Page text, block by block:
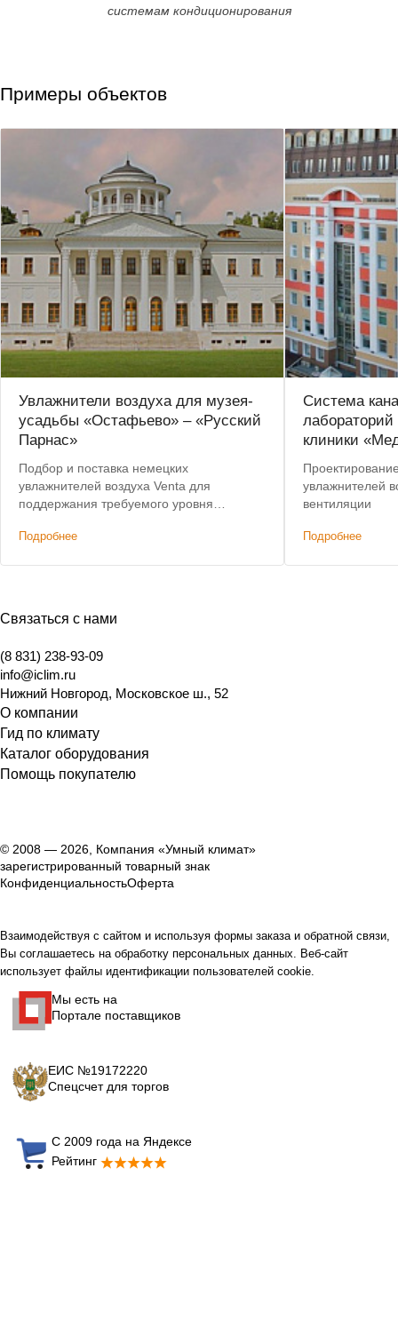
системам кондиционирования
Примеры объектов
Увлажнители воздуха для музея-
усадьбы «Остафьево» – «Русский
Парнас»
Подбор и поставка немецких
увлажнителей воздуха Venta для
поддержания требуемого уровня
государственного музея. Предоставлена
Подробнее
Система
клиники
увлажнителей
вентиляции
Подробнее
Связаться с нами
(8 831) 238-93-09
info@iclim.ru
Нижний Новгород, Московское ш., 52
О компании
Гид по климату
Каталог оборудования
Помощь покупателю
© 2008 — 2026, Компания «Умный климат»
зарегистрированный товарный знак
КонфиденциальностьОферта
Взаимодействуя с сайтом и используя формы заказа и обратной связи,
Вы соглашаетесь на обработку персональных данных. Веб-сайт
использует файлы идентификации пользователей cookie.
Мы есть на
Портале поставщиков
ЕИС №19172220
Спецсчет для торгов
С 2009 года на Яндексе
Рейтинг